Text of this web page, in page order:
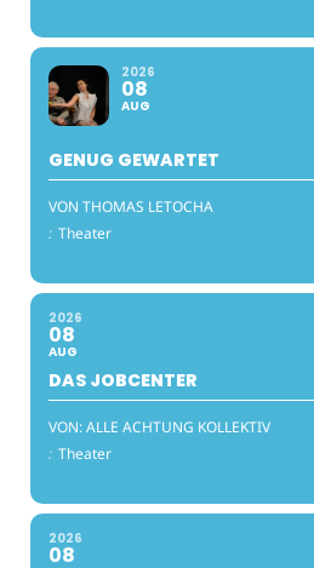
2026
08
AUG
GENUG GEWARTET
VON THOMAS LETOCHA
: Theater
2026
08
AUG
DAS JOBCENTER
VON: ALLE ACHTUNG KOLLEKTIV
: Theater
2026
08